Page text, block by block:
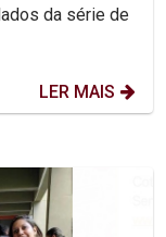
da série de
LER MAIS